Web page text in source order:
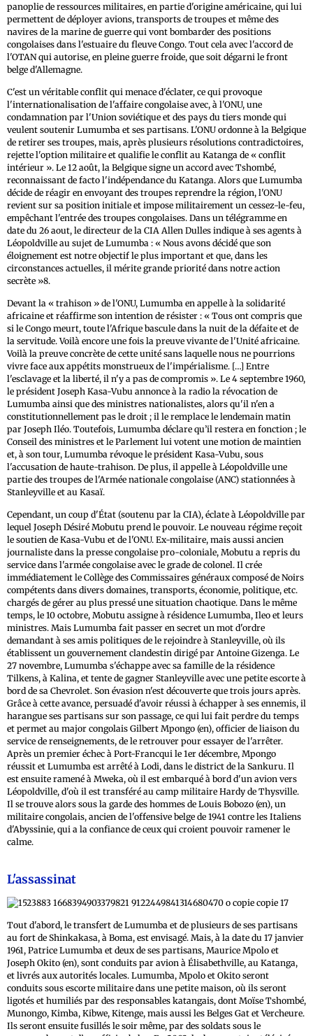
panoplie de ressources militaires, en partie d'origine américaine, qui lui
permettent de déployer avions, transports de troupes et même des
navires de la marine de guerre qui vont bombarder des positions
congolaises dans l'estuaire du fleuve Congo. Tout cela avec l'accord de
l'OTAN qui autorise, en pleine guerre froide, que soit dégarni le front
belge d'Allemagne.
C'est un véritable conflit qui menace d'éclater, ce qui provoque
l'internationalisation de l'affaire congolaise avec, à l'ONU, une
condamnation par l'Union soviétique et des pays du tiers monde qui
veulent soutenir Lumumba et ses partisans. L'ONU ordonne à la Belgique
de retirer ses troupes, mais, après plusieurs résolutions contradictoires,
rejette l'option militaire et qualifie le conflit au Katanga de « conflit
intérieur ». Le 12 août, la Belgique signe un accord avec Tshombé,
reconnaissant de facto l'indépendance du Katanga. Alors que Lumumba
décide de réagir en envoyant des troupes reprendre la région, l'ONU
revient sur sa position initiale et impose militairement un cessez-le-feu,
empêchant l'entrée des troupes congolaises. Dans un télégramme en
date du 26 aout, le directeur de la CIA Allen Dulles indique à ses agents à
Léopoldville au sujet de Lumumba : « Nous avons décidé que son
éloignement est notre objectif le plus important et que, dans les
circonstances actuelles, il mérite grande priorité dans notre action
secrète »8.
Devant la « trahison » de l'ONU, Lumumba en appelle à la solidarité
africaine et réaffirme son intention de résister : « Tous ont compris que
si le Congo meurt, toute l'Afrique bascule dans la nuit de la défaite et de
la servitude. Voilà encore une fois la preuve vivante de l'Unité africaine.
Voilà la preuve concrète de cette unité sans laquelle nous ne pourrions
vivre face aux appétits monstrueux de l'impérialisme. […] Entre
l'esclavage et la liberté, il n'y a pas de compromis ». Le 4 septembre 1960,
le président Joseph Kasa-Vubu annonce à la radio la révocation de
Lumumba ainsi que des ministres nationalistes, alors qu'il n'en a
constitutionnellement pas le droit ; il le remplace le lendemain matin
par Joseph Iléo. Toutefois, Lumumba déclare qu’il restera en fonction ; le
Conseil des ministres et le Parlement lui votent une motion de maintien
et, à son tour, Lumumba révoque le président Kasa-Vubu, sous
l'accusation de haute-trahison. De plus, il appelle à Léopoldville une
partie des troupes de l'Armée nationale congolaise (ANC) stationnées à
Stanleyville et au Kasaï.
Cependant, un coup d'État (soutenu par la CIA), éclate à Léopoldville par
lequel Joseph Désiré Mobutu prend le pouvoir. Le nouveau régime reçoit
le soutien de Kasa-Vubu et de l'ONU. Ex-militaire, mais aussi ancien
journaliste dans la presse congolaise pro-coloniale, Mobutu a repris du
service dans l'armée congolaise avec le grade de colonel. Il crée
immédiatement le Collège des Commissaires généraux composé de Noirs
compétents dans divers domaines, transports, économie, politique, etc.
chargés de gérer au plus pressé une situation chaotique. Dans le même
temps, le 10 octobre, Mobutu assigne à résidence Lumumba, Ileo et leurs
ministres. Mais Lumumba fait passer en secret un mot d'ordre
demandant à ses amis politiques de le rejoindre à Stanleyville, où ils
établissent un gouvernement clandestin dirigé par Antoine Gizenga. Le
27 novembre, Lumumba s'échappe avec sa famille de la résidence
Tilkens, à Kalina, et tente de gagner Stanleyville avec une petite escorte à
bord de sa Chevrolet. Son évasion n'est découverte que trois jours après.
Grâce à cette avance, persuadé d'avoir réussi à échapper à ses ennemis, il
harangue ses partisans sur son passage, ce qui lui fait perdre du temps
et permet au major congolais Gilbert Mpongo (en), officier de liaison du
service de renseignements, de le retrouver pour essayer de l'arrêter.
Après un premier échec à Port-Francqui le 1er décembre, Mpongo
réussit et Lumumba est arrêté à Lodi, dans le district de la Sankuru. Il
est ensuite ramené à Mweka, où il est embarqué à bord d'un avion vers
Léopoldville, d'où il est transféré au camp militaire Hardy de Thysville.
Il se trouve alors sous la garde des hommes de Louis Bobozo (en), un
militaire congolais, ancien de l'offensive belge de 1941 contre les Italiens
d'Abyssinie, qui a la confiance de ceux qui croient pouvoir ramener le
calme.
L'assassinat
Tout d'abord, le transfert de Lumumba et de plusieurs de ses partisans
au fort de Shinkakasa, à Boma, est envisagé. Mais, à la date du 17 janvier
1961, Patrice Lumumba et deux de ses partisans, Maurice Mpolo et
Joseph Okito (en), sont conduits par avion à Élisabethville, au Katanga,
et livrés aux autorités locales. Lumumba, Mpolo et Okito seront
conduits sous escorte militaire dans une petite maison, où ils seront
ligotés et humiliés par des responsables katangais, dont Moïse Tshombé,
Munongo, Kimba, Kibwe, Kitenge, mais aussi les Belges Gat et Vercheure.
Ils seront ensuite fusillés le soir même, par des soldats sous le